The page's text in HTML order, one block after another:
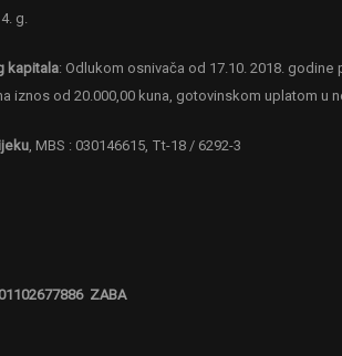
g.
kapitala: Odlukom osnivača od 17.10. 2018.
iznos od 20.000,00 kuna, gotovinskom uplatom u
, MBS : 030146615, Tt-18 / 6292-3
ZABA